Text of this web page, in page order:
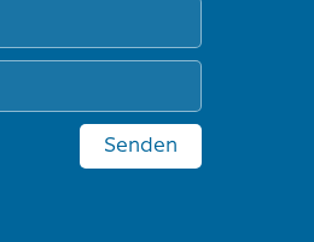
Senden